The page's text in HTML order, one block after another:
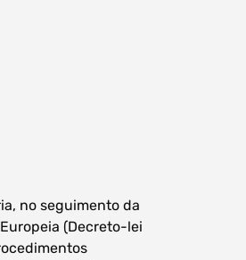
no seguimento da
(Decreto-lei